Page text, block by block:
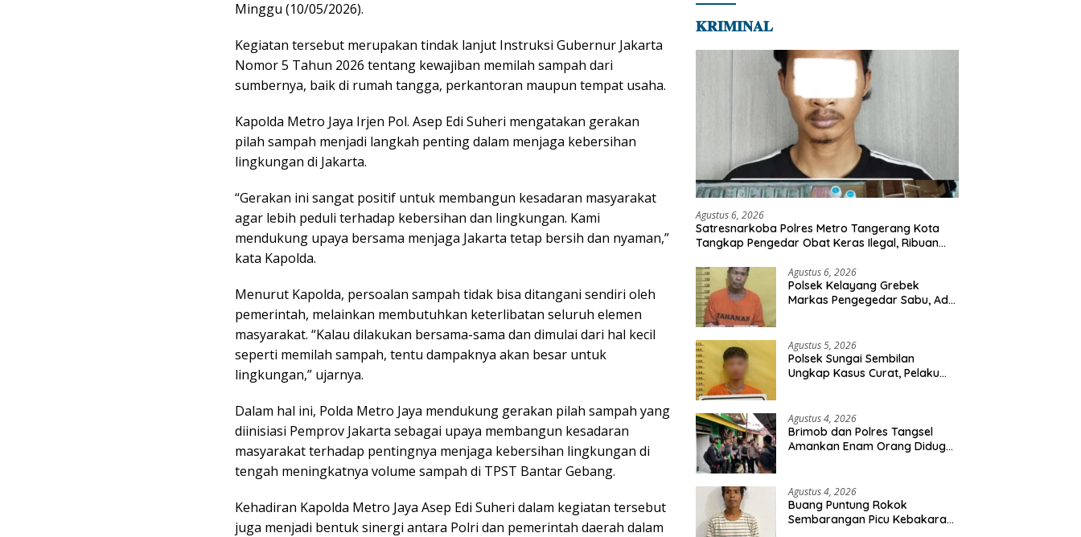
Minggu (10/05/2026).
Kegiatan tersebut merupakan tindak lanjut Instruksi Gubernur Jakarta
Nomor 5 Tahun 2026 tentang kewajiban memilah sampah dari
sumbernya, baik di rumah tangga, perkantoran maupun tempat usaha.
Kapolda Metro Jaya Irjen Pol. Asep Edi Suheri mengatakan gerakan
pilah sampah menjadi langkah penting dalam menjaga kebersihan
lingkungan di Jakarta.
“Gerakan ini sangat positif untuk membangun kesadaran masyarakat
agar lebih peduli terhadap kebersihan dan lingkungan. Kami
mendukung upaya bersama menjaga Jakarta tetap bersih dan nyaman,”
kata Kapolda.
Menurut Kapolda, persoalan sampah tidak bisa ditangani sendiri oleh
pemerintah, melainkan membutuhkan keterlibatan seluruh elemen
masyarakat. “Kalau dilakukan bersama-sama dan dimulai dari hal kecil
seperti memilah sampah, tentu dampaknya akan besar untuk
lingkungan,” ujarnya.
Dalam hal ini, Polda Metro Jaya mendukung gerakan pilah sampah yang
diinisiasi Pemprov Jakarta sebagai upaya membangun kesadaran
masyarakat terhadap pentingnya menjaga kebersihan lingkungan di
tengah meningkatnya volume sampah di TPST Bantar Gebang.
Kehadiran Kapolda Metro Jaya Asep Edi Suheri dalam kegiatan tersebut
juga menjadi bentuk sinergi antara Polri dan pemerintah daerah dalam
𝐊𝐑𝐈𝐌𝐈𝐍𝐀𝐋
Agustus 6, 2026
Satresnarkoba Polres Metro Tangerang Kota
Tangkap Pengedar Obat Keras Ilegal, Ribuan
Agustus 6, 2026
Polsek Kelayang Grebek
Markas Pengegedar Sabu, Ada
Agustus 5, 2026
Polsek Sungai Sembilan
Ungkap Kasus Curat, Pelaku
Agustus 4, 2026
Brimob dan Polres Tangsel
Amankan Enam Orang Diduga
Agustus 4, 2026
Buang Puntung Rokok
Sembarangan Picu Kebakaran